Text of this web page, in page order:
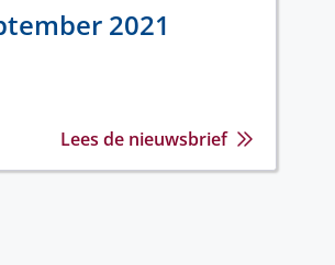
2021
Lees de nieuwsbrief